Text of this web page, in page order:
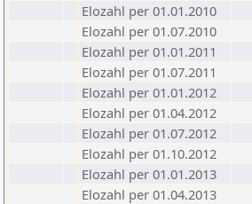
Elozahl per 01.01.2010
Elozahl per 01.07.2010
Elozahl per 01.01.2011
Elozahl per 01.07.2011
Elozahl per 01.01.2012
Elozahl per 01.04.2012
Elozahl per 01.07.2012
Elozahl per 01.10.2012
Elozahl per 01.01.2013
Elozahl per 01.04.2013